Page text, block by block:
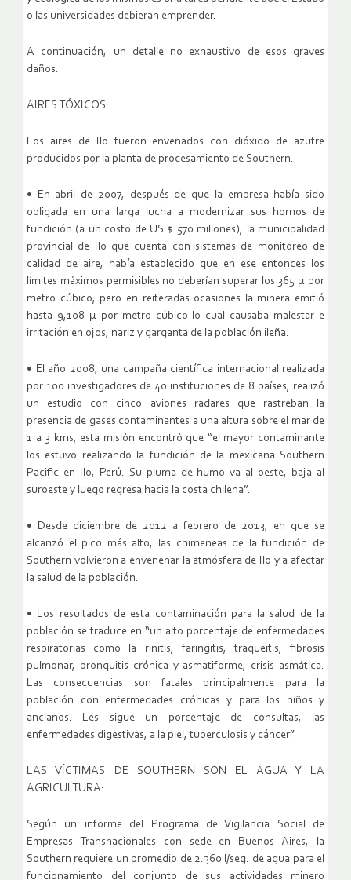
o las universidades debieran emprender.
A continuación, un detalle no exhaustivo de esos graves
daños.
AIRES TÓXICOS:
Los aires de Ilo fueron envenados con dióxido de azufre
producidos por la planta de procesamiento de Southern.
• En abril de 2007, después de que la empresa había sido
obligada en una larga lucha a modernizar sus hornos de
fundición (a un costo de US $ 570 millones), la municipalidad
provincial de Ilo que cuenta con sistemas de monitoreo de
calidad de aire, había establecido que en ese entonces los
límites máximos permisibles no deberían superar los 365 μ por
metro cúbico, pero en reiteradas ocasiones la minera emitió
hasta 9,108 μ por metro cúbico lo cual causaba malestar e
irritación en ojos, nariz y garganta de la población ileña.
• El año 2008, una campaña científica internacional realizada
por 100 investigadores de 40 instituciones de 8 países, realizó
un estudio con cinco aviones radares que rastreban la
presencia de gases contaminantes a una altura sobre el mar de
1 a 3 kms, esta misión encontró que “el mayor contaminante
los estuvo realizando la fundición de la mexicana Southern
Pacific en Ilo, Perú. Su pluma de humo va al oeste, baja al
suroeste y luego regresa hacia la costa chilena”.
• Desde diciembre de 2012 a febrero de 2013, en que se
alcanzó el pico más alto, las chimeneas de la fundición de
Southern volvieron a envenenar la atmósfera de Ilo y a afectar
la salud de la población.
• Los resultados de esta contaminación para la salud de la
población se traduce en “un alto porcentaje de enfermedades
respiratorias como la rinitis, faringitis, traqueitis, fibrosis
pulmonar, bronquitis crónica y asmatiforme, crisis asmática.
Las consecuencias son fatales principalmente para la
población con enfermedades crónicas y para los niños y
ancianos. Les sigue un porcentaje de consultas, las
enfermedades digestivas, a la piel, tuberculosis y cáncer”.
LAS VÍCTIMAS DE SOUTHERN SON EL AGUA Y LA
AGRICULTURA:
Según un informe del Programa de Vigilancia Social de
Empresas Transnacionales con sede en Buenos Aires, la
Southern requiere un promedio de 2.360 l/seg. de agua para el
funcionamiento del conjunto de sus actividades minero